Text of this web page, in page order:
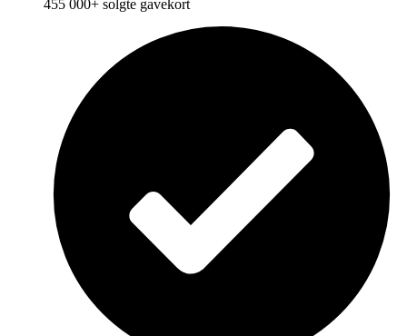
455 000+ solgte gavekort